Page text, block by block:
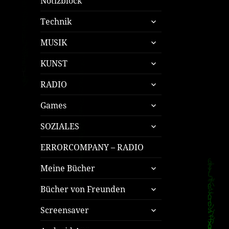
Technik
untermenü
öffnen
MUSIK
untermenü
öffnen
KUNST
untermenü
öffnen
RADIO
untermenü
öffnen
Games
untermenü
öffnen
SOZIALES
untermenü
öffnen
ERRORCOMPANY – RADIO
Meine Bücher
untermenü
öffnen
Bücher von Freunden
untermenü
öffnen
Screensaver
untermenü
öffnen